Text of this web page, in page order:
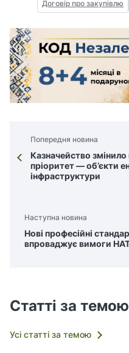
Договір про закупівлю
Попередня новина
Казначейство
пріоритет — об’єкти
інфраструктури
Наступна новина
Нові професійні
впроваджує вимоги
Статті за темою
Усі статті за темою